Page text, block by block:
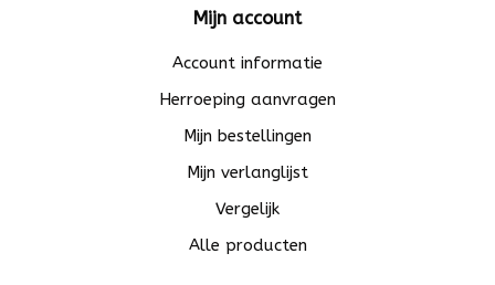
Mijn account
Account informatie
Herroeping aanvragen
Mijn bestellingen
Mijn verlanglijst
Vergelijk
Alle producten